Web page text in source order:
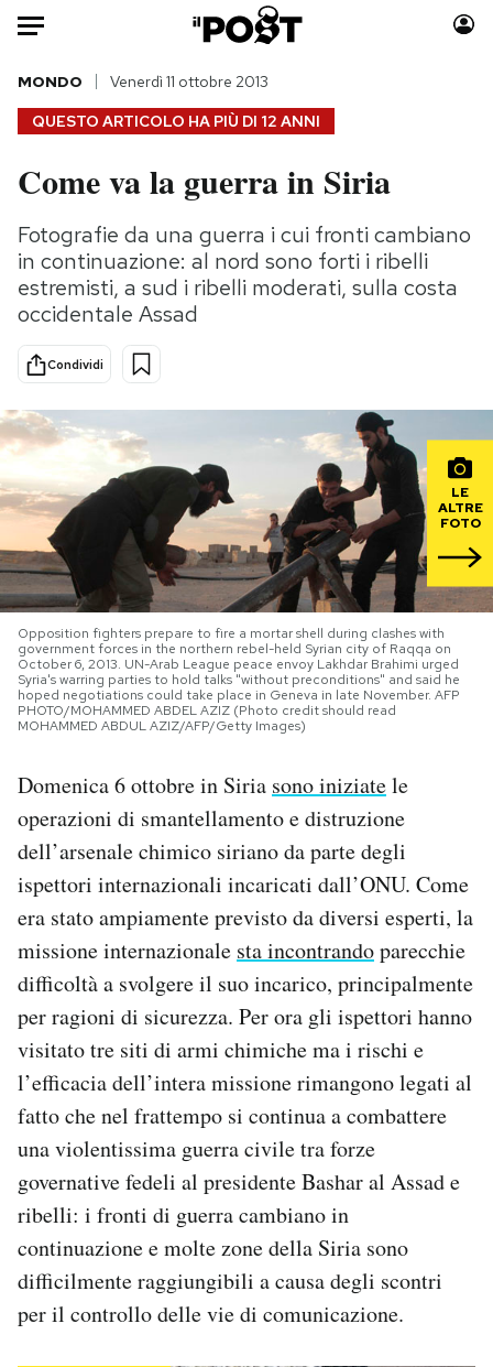
Auto
HOME
Italia
Politica
Tecnologia
Internet
Scienza
Cultura
Economia
Sport
Moda
Consumismi
Storie/Idee
Altrecose
Mondiali calcio 2026
PODCAST
NEWSLETTER
I MIEI PREFERITI
CALENDARIO
AREA PERSONALE
Area Personale
Newsletter
Regala il Post
Hai bisogno di aiuto?
Esci
QUESTO ARTICOLO HA PIÙ DI 12 ANNI
MONDO Venerdì 11 ottobre 2013
Come va la guerra in Siria
Fotografie da una guerra i cui fronti cambiano
in continuazione: al nord sono forti i ribelli
estremisti, a sud i ribelli moderati, sulla costa
occidentale Assad
Condividi
LE
ALTRE
FOTO
Opposition fighters prepare to fire a mortar shell during clashes with
government forces in the northern rebel-held Syrian city of Raqqa on
October 6, 2013. UN-Arab League peace envoy Lakhdar Brahimi urged
Syria's warring parties to hold talks "without preconditions" and said he
hoped negotiations could take place in Geneva in late November. AFP
PHOTO/MOHAMMED ABDEL AZIZ (Photo credit should read
MOHAMMED ABDUL AZIZ/AFP/Getty Images)
Domenica 6 ottobre in Siria sono iniziatele
operazioni di smantellamento e distruzione
dell’arsenale chimico siriano da parte degli
ispettori internazionali incaricati dall’ONU. Come
era stato ampiamente previsto da diversi esperti, la
missione internazionale sta incontrandoparecchie
difficoltà a svolgere il suo incarico, principalmente
per ragioni di sicurezza. Per ora gli ispettori hanno
visitato tre siti di armi chimiche ma i rischi e
l’efficacia dell’intera missione rimangono legati al
fatto che nel frattempo si continua a combattere
una violentissima guerra civile tra forze
governative fedeli al presidente Bashar al Assad e
ribelli: i fronti di guerra cambiano in
continuazione e molte zone della Siria sono
difficilmente raggiungibili a causa degli scontri
per il controllo delle vie di comunicazione.